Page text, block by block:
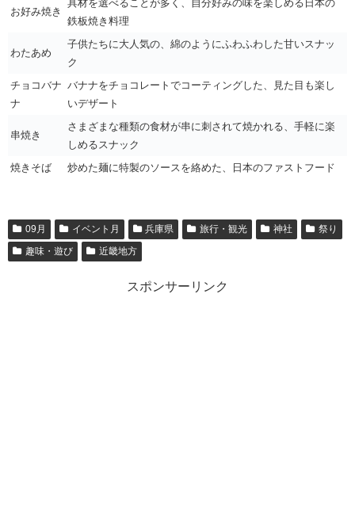
お好み焼き
具材を選べることが多く、自分好みの味を楽しめる日本の
鉄板焼き料理
わたあめ
子供たちに大人気の、綿のようにふわふわした甘いスナッ
ク
チョコバナ
ナ
バナナをチョコレートでコーティングした、見た目も楽し
いデザート
串焼き
さまざまな種類の食材が串に刺されて焼かれる、手軽に楽
しめるスナック
焼きそば
炒めた麺に特製のソースを絡めた、日本のファストフード
09月 イベント月 兵庫県 旅行・観光 神社
祭り
趣味・遊び
近畿地方
スポンサーリンク